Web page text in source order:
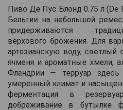
Пиво Де Пус Блонд 0.75 л (De
Бельгии на небольшой
придерживаются
верхового брожения. Для
артезианскую воду, светлый
ячменя и ароматные хмели,
Фландрии — терруар здесь
умеренный климат и
ферментация в
дображивание в бутылке